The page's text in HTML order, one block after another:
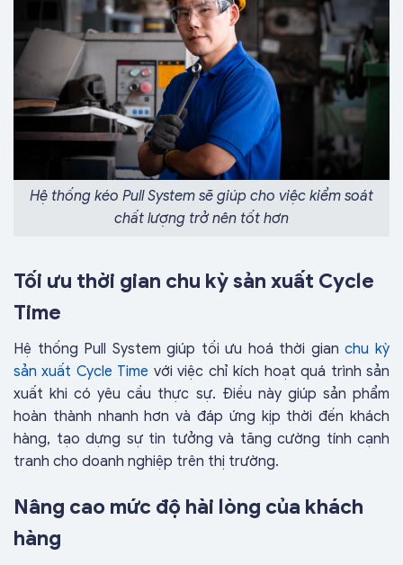
Hệ thống kéo Pull System sẽ giúp cho việc kiểm soát
chất lượng trở nên tốt hơn
Tối ưu thời gian chu kỳ sản xuất Cycle
Time
Hệ thống Pull System giúp tối ưu hoá thời gianchu kỳ
sản xuất Cycle Time với việc chỉ kích hoạt quá trình sản
xuất khi có yêu cầu thực sự. Điều này giúp sản phẩm
hoàn thành nhanh hơn và đáp ứng kịp thời đến khách
hàng, tạo dựng sự tin tưởng và tăng cường tính cạnh
tranh cho doanh nghiệp trên thị trường.
Nâng cao mức độ hài lòng của khách
hàng